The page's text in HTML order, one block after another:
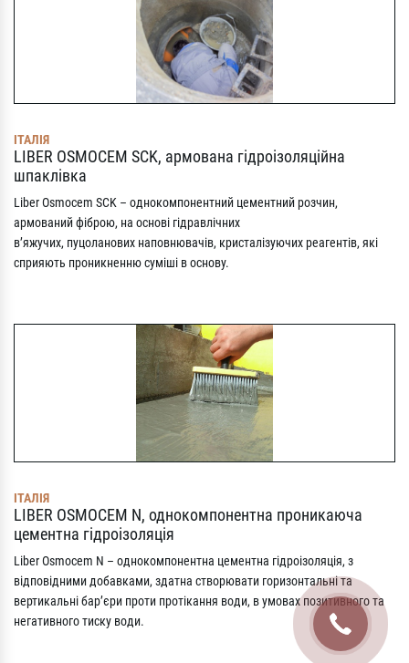
ІТАЛІЯ
LIBER OSMOCEM SCK, армована гідроізоляційна
шпаклівка
Liber Osmocem SCK – однокомпонентний цементний розчин,
армований фіброю, на основі гідравлічних
в’яжучих, пуцоланових наповнювачів, кристалізуючих реагентів, які
сприяють проникненню суміші в основу.
ІТАЛІЯ
LIBER OSMOCEM N, однокомпонентна проникаюча
цементна гідроізоляція
Liber Osmocem N – однокомпонентна цементна гідроізоляція, з
відповідними добавками, здатна створювати горизонтальні та
вертикальні бар’єри проти протікання води, в умовах позитивного та
негативного тиску води.